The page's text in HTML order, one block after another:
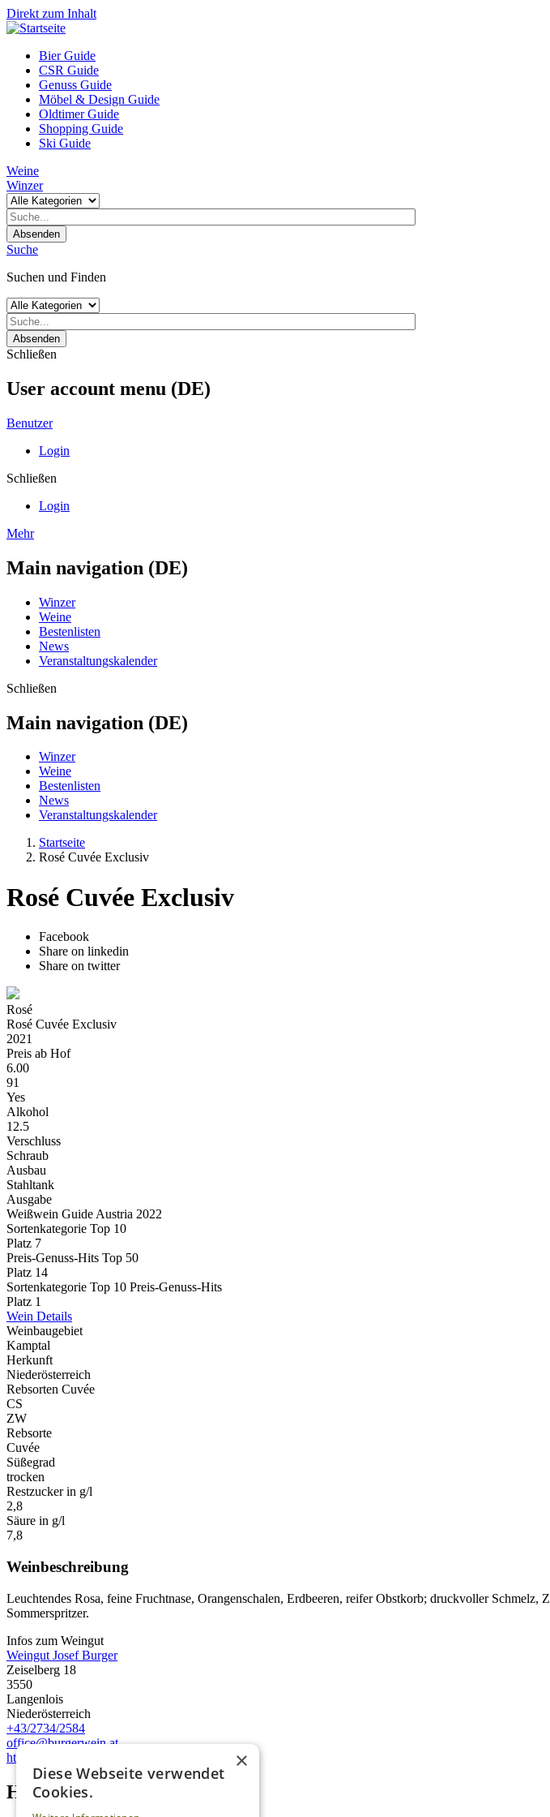
Direkt zum Inhalt
Bier Guide
CSR Guide
Genuss Guide
Möbel & Design Guide
Oldtimer Guide
Shopping Guide
Ski Guide
Weine
Winzer
Absenden
Suche
Suchen und Finden
Absenden
Schließen
User account menu (DE)
Benutzer
Login
Schließen
Login
Mehr
Main navigation (DE)
Winzer
Weine
Bestenlisten
News
Veranstaltungskalender
Schließen
Main navigation (DE)
Winzer
Weine
Bestenlisten
News
Veranstaltungskalender
Startseite
Rosé Cuvée Exclusiv
Rosé Cuvée Exclusiv
Facebook
Share on linkedin
Share on twitter
Rosé
Rosé Cuvée Exclusiv
2021
Preis ab Hof
6.00
91
Yes
Alkohol
12.5
Verschluss
Schraub
Ausbau
Stahltank
Ausgabe
Weißwein Guide Austria 2022
Sortenkategorie Top 10
Platz 7
Preis-Genuss-Hits Top 50
Platz 14
Sortenkategorie Top 10 Preis-Genuss-Hits
Platz 1
Wein Details
Weinbaugebiet
Kamptal
Herkunft
Niederösterreich
Rebsorten Cuvée
CS
ZW
Rebsorte
Cuvée
Süßegrad
trocken
Restzucker in g/l
2,8
Säure in g/l
7,8
Weinbeschreibung
Leuchtendes Rosa, feine Fruchtnase, Orangenschalen, Erdbeeren, reifer Obstkorb; druckvoller
Sommerspritzer.
Infos zum Weingut
Weingut Josef Burger
Zeiselberg 18
3550
Langenlois
Niederösterreich
+43/2734/2584
office@burgerwein.at
http://www.burgerwein.at
Homepage advert block
×
Diese Webseite verwendet
Cookies.